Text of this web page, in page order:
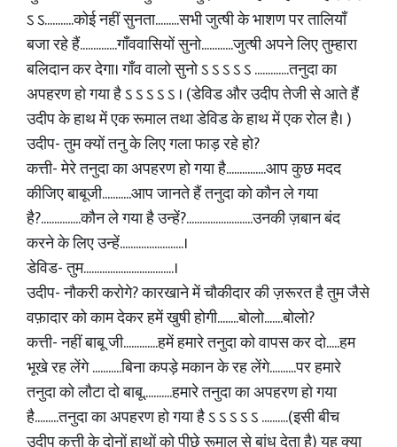
ऽ ऽ...........कोई नहीं सुनता.........सभी जुत्षी के भाशण पर तालियाँ
बजा रहे हैं..............गाँववासियों सुनो............जुत्षी अपने लिए तुम्हारा
बलिदान कर देगा। गाँव वालो सुनो ऽ ऽ ऽ ऽ ऽ .............तनुदा का
अपहरण हो गया है ऽ ऽ ऽ ऽ ऽ । (डेविड और उदीप तेजी से आते हैं
उदीप के हाथ में एक रूमाल तथा डेविड के हाथ में एक रोल है। )
उदीप- तुम क्यों तनु के लिए गला फाड़ रहे हो?
कत्ती- मेरे तनुदा का अपहरण हो गया है...............आप कुछ मदद
कीजिए बाबूजी...........आप जानते हैं तनुदा को कौन ले गया
है?...............कौन ले गया है उन्हें?.........................उनकी ज़बान बंद
करने के लिए उन्हें........................।
डेविड- तुम..................................।
उदीप- नौकरी करोगे? कारखाने में चौकीदार की ज़रूरत है तुम जैसे
वफ़ादार को काम देकर हमें खुषी होगी........बोलो.......बोलो?
कत्ती- नहीं बाबू जी.............हमें हमारे तनुदा को वापस कर दो.....हम
भूखे रह लेंगे ...........बिना कपड़े मकान के रह लेंगे..........पर हमारे
तनुदा को लौटा दो बाबू...........हमारे तनुदा का अपहरण हो गया
है.........तनुदा का अपहरण हो गया है ऽ ऽ ऽ ऽ ऽ ..........(इसी बीच